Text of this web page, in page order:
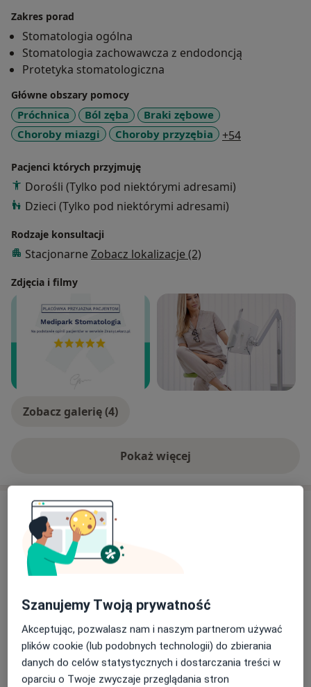
Stomatologii Estetycznej. Pasjonuje się analizą estetyki
twarzy, przeprowadziła liczne metamorfozy uśmiechu
pacjentów, niektóre z nich we współpracy z lekarzami
medycyny estetycznej. Do każdej przemiany pacjenta
podchodzi holistycznie, dbając w pierwszej kolejności
o aspekty zdrowotne, eliminując wszelkie czynniki
chorobowe oraz przeprowadzając szczegółową
diagnostykę. Korony i licówki wykonuje we współpracy
zapewnienia jak najlepszego efektu estetycznego
wykorzystując w tym fotografię i skaner
wewnątrzustny. Niedawno rozpoczęła dwuletni kurs
Medycyny Anti-aging.
Zakres porad
Stomatologia ogólna
Stomatologia zachowawcza z endodoncją
Protetyka stomatologiczna
Główne obszary pomocy
Próchnica Ból zęba
Braki zębowe
Choroby miazgi
Choroby przyzębia +54
Pacjenci których przyjmuję
Dorośli (Tylko pod niektórymi adresami)
Dzieci (Tylko pod niektórymi adresami)
Rodzaje konsultacji
Stacjonarne Zobacz lokalizacje (2)
Zdjęcia i filmy
Zobacz galerię (4)
Pokaż więcejo doświadczeniu
Usługi i ceny
Konsultacja protetyczna
Od 300 zł Szczegóły
Leczenie próchnicy
Od 400 zł Szczegóły
Wypełnienie
Od 400 zł Szczegóły Umów wizytę
Szanujemy Twoją prywatność
Akceptując, pozwalasz nam i naszym partnerom używać
plików cookie (lub podobnych technologii) do zbierania
danych do celów statystycznych i dostarczania treści w
oparciu o Twoje zwyczaje przeglądania stron